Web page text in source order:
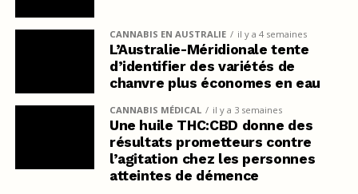
CANNABIS EN AUSTRALIE il y a 4 semaines
L’Australie-Méridionale tente
d’identifier des variétés de
chanvre plus économes en eau
CANNABIS MÉDICAL il y a 3 semaines
Une huile THC:CBD donne des
résultats prometteurs contre
l’agitation chez les personnes
atteintes de démence